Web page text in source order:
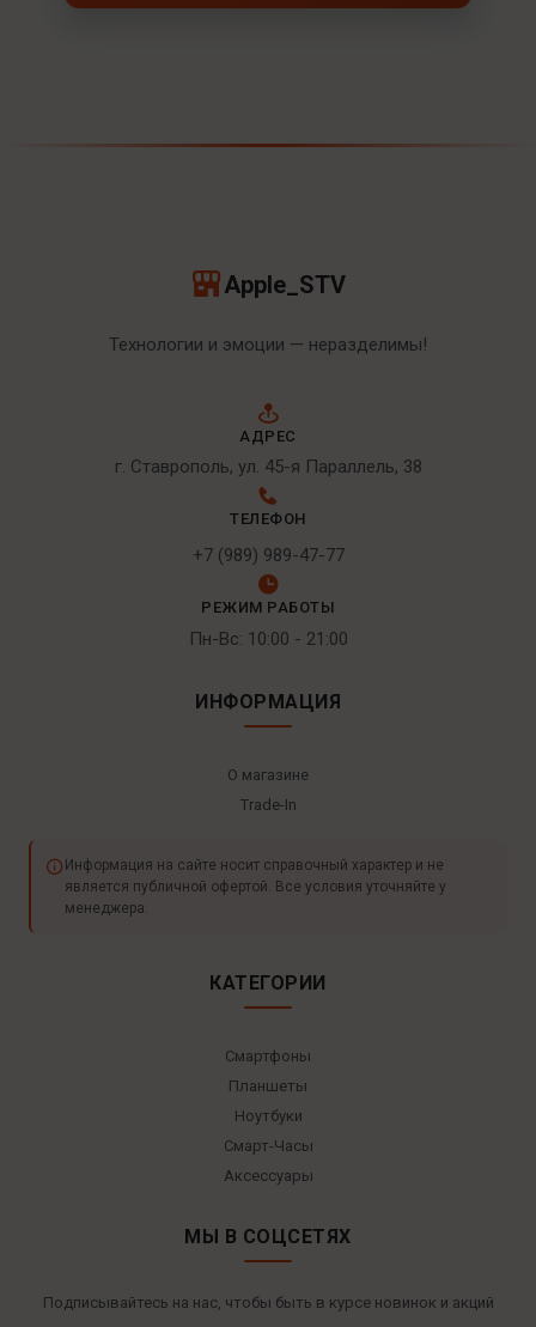
Apple_STV
Технологии и эмоции — неразделимы!
АДРЕС
г. Ставрополь, ул. 45-я Параллель, 38
ТЕЛЕФОН
+7 (989) 989-47-77
РЕЖИМ РАБОТЫ
Пн-Вс: 10:00 - 21:00
ИНФОРМАЦИЯ
О магазине
Trade-In
Информация на сайте носит справочный характер и не
является публичной офертой. Все условия уточняйте у
менеджера.
КАТЕГОРИИ
Смартфоны
Планшеты
Ноутбуки
Смарт-Часы
Аксессуары
МЫ В СОЦСЕТЯХ
Подписывайтесь на нас, чтобы быть в курсе новинок и акций